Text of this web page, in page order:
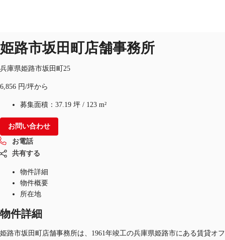
オフィス・事務所
倉庫・物流センター
記事
仲介会社様はこちらへ
お気に入り
JP
姫路市坂田町店舗事務所
兵庫県姫路市坂田町25
6,856 円/坪から
募集面積： 37.19 坪 / 123 m²
お問い合わせ
お電話
共有する
物件詳細
物件概要
所在地
物件詳細
姫路市坂田町店舗事務所は、1961年竣工の兵庫県姫路市にある賃貸オフ